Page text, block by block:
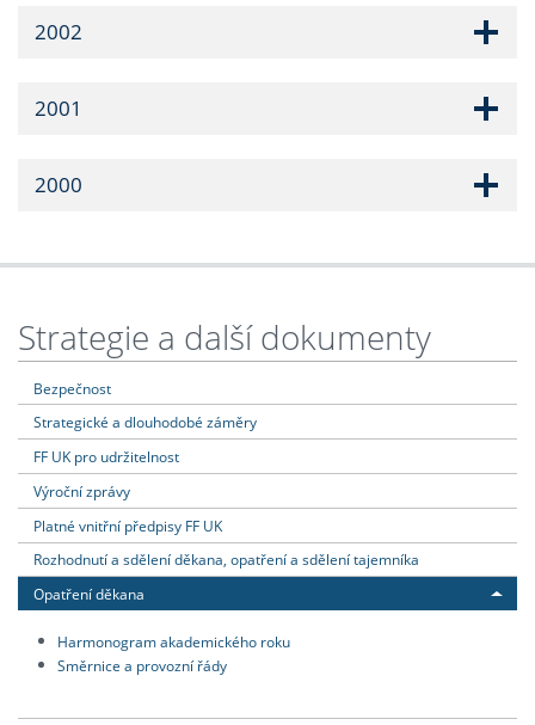
2002
2001
2000
Strategie a další dokumenty
Bezpečnost
Strategické a dlouhodobé záměry
FF UK pro udržitelnost
Výroční zprávy
Platné vnitřní předpisy FF UK
Rozhodnutí a sdělení děkana, opatření a sdělení tajemníka
Opatření děkana
Harmonogram akademického roku
Směrnice a provozní řády